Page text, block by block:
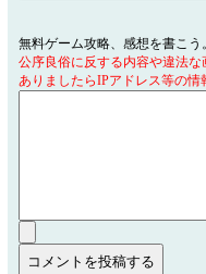
無料ゲーム攻略、感想を書こう
公序良俗に反する内容や違法
ありましたらIPアドレス等の